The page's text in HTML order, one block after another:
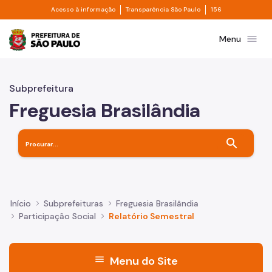
Pular para o Conteúdo principal
Acesso à informação Divisor de acesso à informação
Transparência São Paulo Divisor de
156
Prefeitura de São PauloMenu menu
Subprefeitura
Freguesia Brasilândia
search
Início Subprefeituras
Freguesia Brasilândia
Participação Social
Relatório Semestral
menu Menu do Site